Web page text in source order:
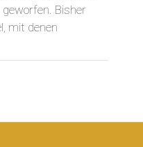
geworfen. Bisher
mit denen